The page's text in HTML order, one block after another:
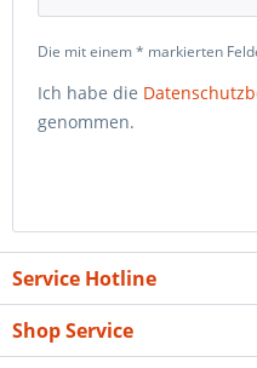
Die mit einem * markierten
Ich habe die
genommen.
Service Hotline
Shop Service